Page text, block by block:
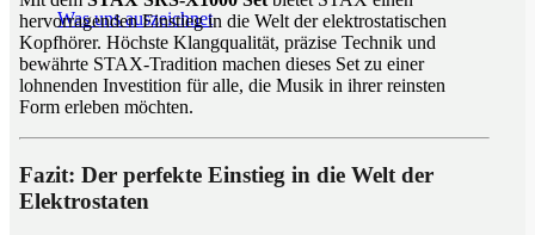
Was uns auszeichnet
hervorragenden Einstieg in die Welt der elektrostatischen
Kopfhörer. Höchste Klangqualität, präzise Technik und
bewährte STAX-Tradition machen dieses Set zu einer
lohnenden Investition für alle, die Musik in ihrer reinsten
Form erleben möchten.
Fazit: Der perfekte Einstieg in die Welt der
Elektrostaten